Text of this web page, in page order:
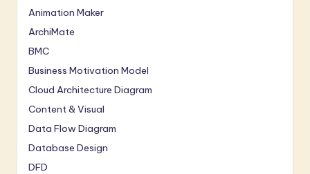
Animation Maker
ArchiMate
BMC
Business Motivation Model
Cloud Architecture Diagram
Content & Visual
Data Flow Diagram
Database Design
DFD